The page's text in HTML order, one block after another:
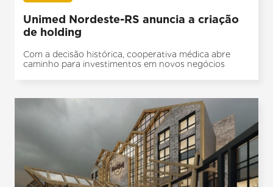
Unimed Nordeste-RS anuncia a criação
de holding
Com a decisão histórica, cooperativa médica abre
caminho para investimentos em novos negócios